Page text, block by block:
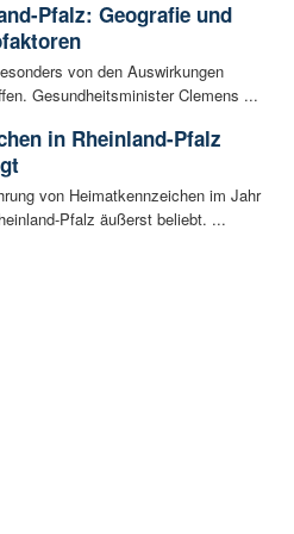
Pfalz: Geografie und
von den Auswirkungen
Gesundheitsminister Clemens ...
in Rheinland-Pfalz
von Heimatkennzeichen im Jahr
Pfalz äußerst beliebt. ...